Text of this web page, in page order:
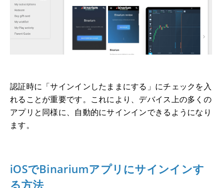
認証時に「サインインしたままにする」にチェックを入
れることが重要です。これにより、デバイス上の多くの
アプリと同様に、自動的にサインインできるようになり
ます。
iOSでBinariumアプリにサインインす
る方法